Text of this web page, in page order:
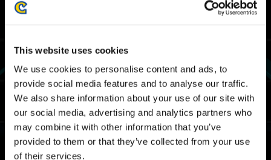
This website uses cookies
We use cookies to personalise content and ads, to
provide social media features and to analyse our traffic.
We also share information about your use of our site with
our social media, advertising and analytics partners who
may combine it with other information that you’ve
provided to them or that they’ve collected from your use
of their services.
07:50.13
※전체 플랫폼의 클리어 타임의 평균입니다.
마스터 랭크 보더 타임